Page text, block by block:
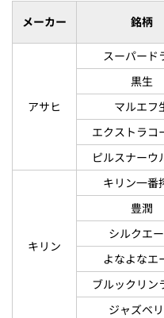
メーカー 銘柄
アサヒ
スーパード
黒生
マルエフ
エクストラコ
ピルスナーウ
キリン
キリン一番
豊潤
シルクエ
よなよなエ
ブルックリン
ジャズベ